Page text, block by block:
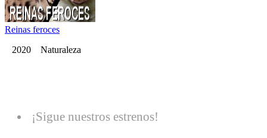
Reinas feroces
2020 Naturaleza
¡Sigue nuestros estrenos!